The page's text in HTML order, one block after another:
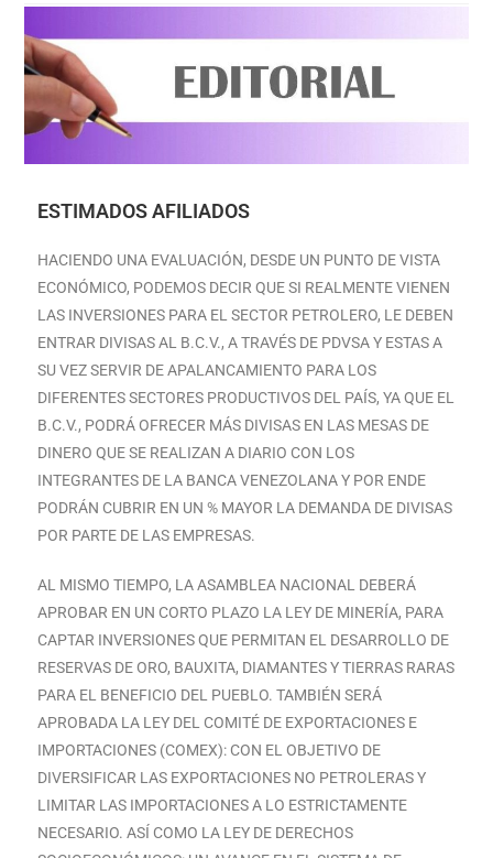
ESTIMADOS AFILIADOS
HACIENDO UNA EVALUACIÓN, DESDE UN PUNTO DE VISTA
ECONÓMICO, PODEMOS DECIR QUE SI REALMENTE VIENEN
LAS INVERSIONES PARA EL SECTOR PETROLERO, LE DEBEN
ENTRAR DIVISAS AL B.C.V., A TRAVÉS DE PDVSA Y ESTAS A
SU VEZ SERVIR DE APALANCAMIENTO PARA LOS
DIFERENTES SECTORES PRODUCTIVOS DEL PAÍS, YA QUE EL
B.C.V., PODRÁ OFRECER MÁS DIVISAS EN LAS MESAS DE
DINERO QUE SE REALIZAN A DIARIO CON LOS
INTEGRANTES DE LA BANCA VENEZOLANA Y POR ENDE
PODRÁN CUBRIR EN UN % MAYOR LA DEMANDA DE DIVISAS
POR PARTE DE LAS EMPRESAS.
AL MISMO TIEMPO, LA ASAMBLEA NACIONAL DEBERÁ
APROBAR EN UN CORTO PLAZO LA LEY DE MINERÍA, PARA
CAPTAR INVERSIONES QUE PERMITAN EL DESARROLLO DE
RESERVAS DE ORO, BAUXITA, DIAMANTES Y TIERRAS RARAS
PARA EL BENEFICIO DEL PUEBLO. TAMBIÉN SERÁ
APROBADA LA LEY DEL COMITÉ DE EXPORTACIONES E
IMPORTACIONES (COMEX): CON EL OBJETIVO DE
DIVERSIFICAR LAS EXPORTACIONES NO PETROLERAS Y
LIMITAR LAS IMPORTACIONES A LO ESTRICTAMENTE
NECESARIO. ASÍ COMO LA LEY DE DERECHOS